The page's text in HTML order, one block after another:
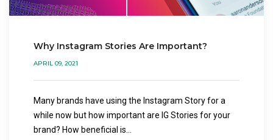
Why Instagram Stories Are Important?
APRIL 09, 2021
Many brands have using the Instagram Story for a
while now but how important are IG Stories for your
brand? How beneficial is...